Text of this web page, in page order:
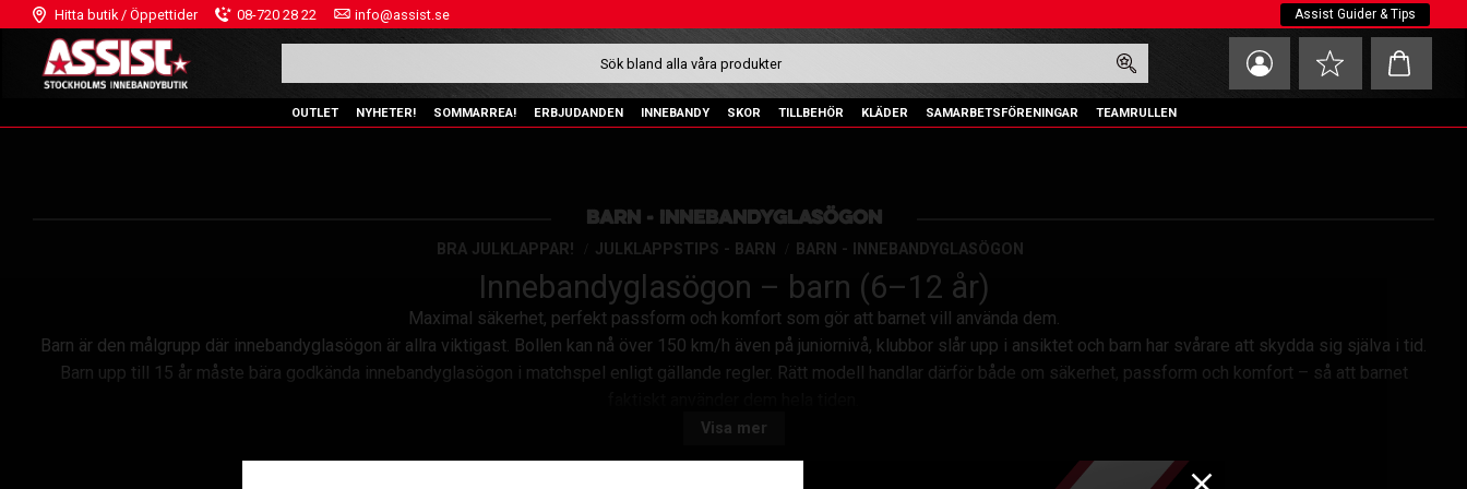
Hitta butik / Öppettider 08-720 28 22 info@assist.se Assist Guider & Tips
Favoriter
Kundvagn
OUTLET NYHETER! SOMMARREA! ERBJUDANDEN INNEBANDY SKOR TILLBEHÖR KLÄDER SAMARBETSFÖRENINGAR TEAMRULLEN
BARN - INNEBANDYGLASÖGON
BRA JULKLAPPAR! JULKLAPPSTIPS - BARN BARN - INNEBANDYGLASÖGON
Innebandyglasögon – barn (6–12 år)
Maximal säkerhet, perfekt passform och komfort som gör att barnet vill använda dem.
Barn är den målgrupp där innebandyglasögon är allra viktigast. Bollen kan nå över 150 km/h även på juniornivå, klubbor slår upp i ansiktet och barn har svårare att skydda sig själva i tid.
Barn upp till 15 år måste bära godkända innebandyglasögon i matchspel enligt gällande regler. Rätt modell handlar därför både om säkerhet, passform och komfort – så att barnet
1. PASSFORM – DET ABSOLUT VIKTIGASTE
Barn behöver glasögon som är anpassade till mindre ansikten och mer intensiv, okontrollerad rörelse. De ska vara:
Visa mer